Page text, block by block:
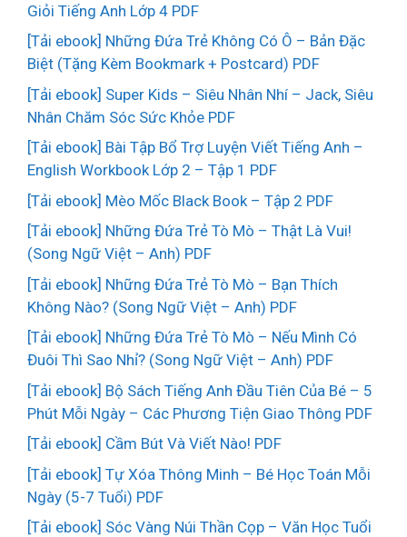
Giỏi Tiếng Anh Lớp 4 PDF
[Tải ebook] Những Đứa Trẻ Không Có Ô – Bản Đặc
Biệt (Tặng Kèm Bookmark + Postcard) PDF
[Tải ebook] Super Kids – Siêu Nhân Nhí – Jack, Siêu
Nhân Chăm Sóc Sức Khỏe PDF
[Tải ebook] Bài Tập Bổ Trợ Luyện Viết Tiếng Anh –
English Workbook Lớp 2 – Tập 1 PDF
[Tải ebook] Mèo Mốc Black Book – Tập 2 PDF
[Tải ebook] Những Đứa Trẻ Tò Mò – Thật Là Vui!
(Song Ngữ Việt – Anh) PDF
[Tải ebook] Những Đứa Trẻ Tò Mò – Bạn Thích
Không Nào? (Song Ngữ Việt – Anh) PDF
[Tải ebook] Những Đứa Trẻ Tò Mò – Nếu Mình Có
Đuôi Thì Sao Nhỉ? (Song Ngữ Việt – Anh) PDF
[Tải ebook] Bộ Sách Tiếng Anh Đầu Tiên Của Bé – 5
Phút Mỗi Ngày – Các Phương Tiện Giao Thông PDF
[Tải ebook] Cầm Bút Và Viết Nào! PDF
[Tải ebook] Tự Xóa Thông Minh – Bé Học Toán Mỗi
Ngày (5-7 Tuổi) PDF
[Tải ebook] Sóc Vàng Núi Thần Cọp – Văn Học Tuổi